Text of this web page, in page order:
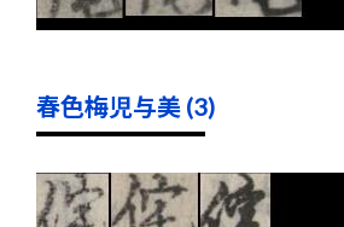
春色梅児与美 (3)